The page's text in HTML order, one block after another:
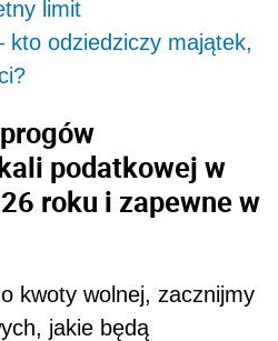
limit
kto odziedziczy majątek,
podatkowej w
roku i zapewne w
kwoty wolnej, zacznijmy
jakie będą